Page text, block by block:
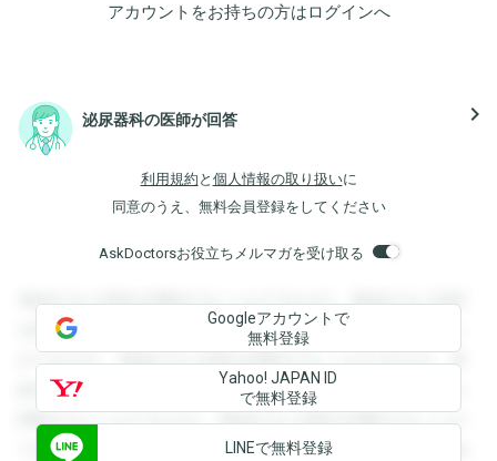
アカウントをお持ちの方はログインへ
泌尿器科の医師が回答 navigate_next
利用規約 と 個人情報の取り扱いに
同意のうえ、無料会員登録をしてください
AskDoctorsお役立ちメルマガを受け取る
登録すると回答を閲覧することができます。登録すると回答
を閲覧することができます。登録すると回答を閲覧すること
ができます。登録すると回答を閲覧することができます。登
録すると回答を閲覧することができます。登録すると回答を
閲覧することができます。登録すると回答を閲覧することが
できます。登録すると回答を閲覧することができます。登録
Googleアカウントで
無料登録
Yahoo! JAPAN ID
で無料登録
LINEで無料登録